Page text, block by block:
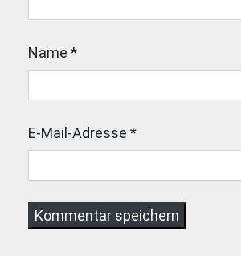
Name *
E-Mail-Adresse *